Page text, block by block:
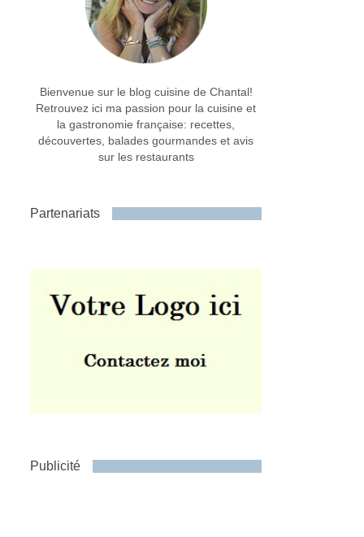
Bienvenue sur le blog cuisine de Chantal!
Retrouvez ici ma passion pour la cuisine et
la gastronomie française: recettes,
découvertes, balades gourmandes et avis
sur les restaurants
Partenariats
Publicité